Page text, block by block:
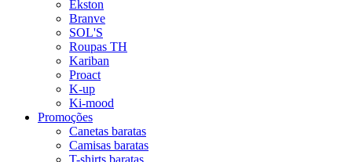
Ekston
Branve
SOL'S
Roupas TH
Kariban
Proact
K-up
Ki-mood
Promoções
Canetas baratas
Camisas baratas
T-shirts baratas